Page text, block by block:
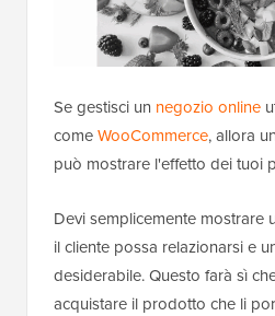
Se gestisci un negozio online
comeWooCommerce, allora
può mostrare l'effetto dei tuoi
Devi semplicemente mostrare
il cliente possa relazionarsi e
desiderabile. Questo farà sì
acquistare il prodotto che li